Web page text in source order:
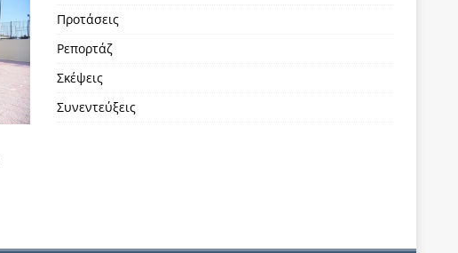
Προτάσεις
Ρεπορτάζ
Σκέψεις
Συνεντεύξεις